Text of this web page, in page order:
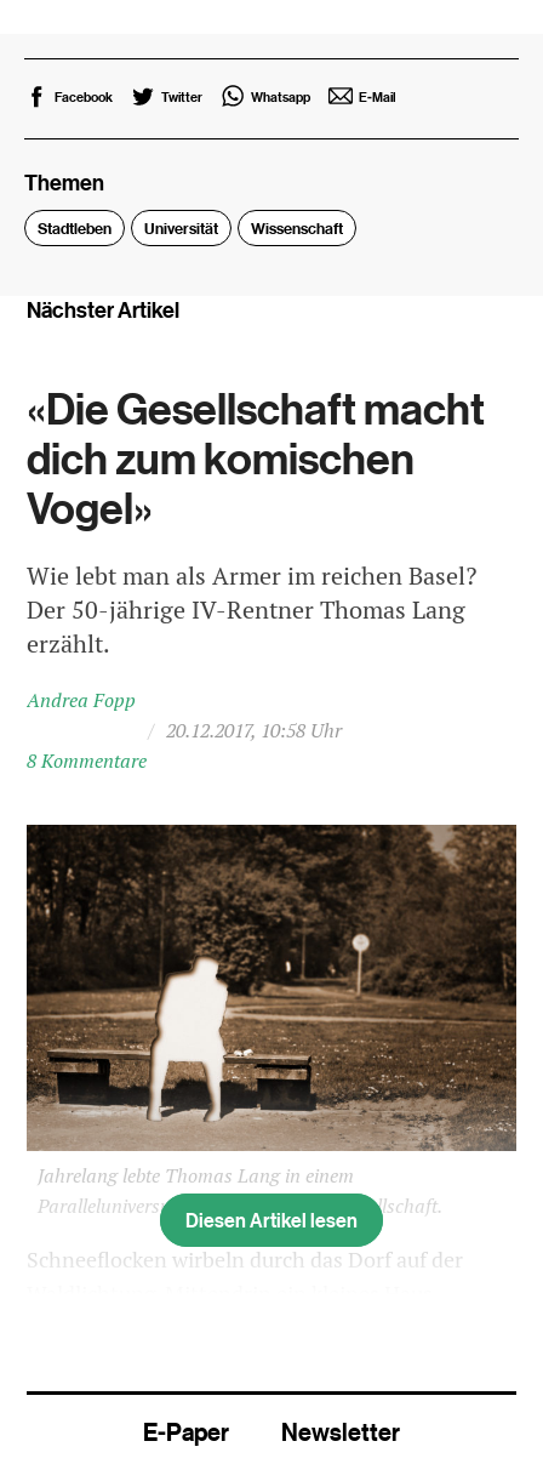
Facebook Twitter Whatsapp E-Mail
Themen
Stadtleben Universität Wissenschaft
Nächster Artikel
«Die Gesellschaft macht
dich zum komischen
Vogel»
Wie lebt man als Armer im reichen Basel?
Der 50-jährige IV-Rentner Thomas Lang
erzählt.
Andrea Fopp
/ 20.12.2017, 10:58 Uhr
8 Kommentare
Jahrelang lebte Thomas Lang in einem
Paralleluniversum ohne Kontakt zur Gesellschaft.
Schneeflocken wirbeln durch das Dorf auf der
um die 50 Jahre alt. Er führt durch eine Werkstatt
die Treppe hinauf: «Das wäre unser
Diesen Artikel lesen
E-Paper Newsletter